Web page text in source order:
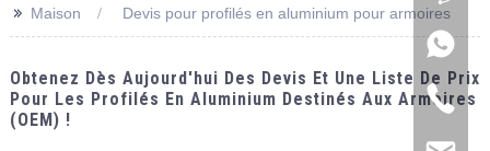
>> Maison Devis pour profilés en aluminium pour armoires
Obtenez Dès Aujourd'hui Des Devis Et Une Liste De Prix
Pour Les Profilés En Aluminium Destinés Aux Armoires
(OEM) !